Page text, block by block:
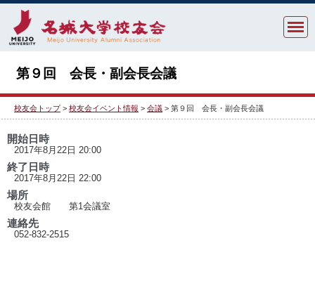
第９回 会長・副会長会議
校友会トップ > 校友会イベント情報 > 会議 > 第９回 会長・副会長会議
開始日時
2017年8月22日 20:00
終了日時
2017年8月22日 22:00
場所
校友会館 第1会議室
連絡先
052-832-2515